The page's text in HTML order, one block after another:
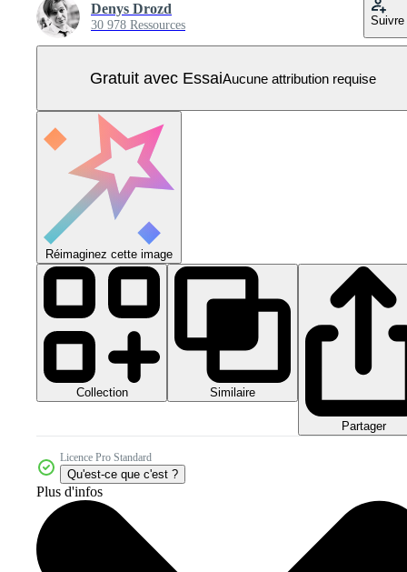
Denys Drozd
30 978 Ressources Suivre
Gratuit avec EssaiAucune attribution requise
Réimaginez cette image
Collection Similaire
Partager
Licence Pro Standard
Qu'est-ce que c'est ?
Plus d'infos